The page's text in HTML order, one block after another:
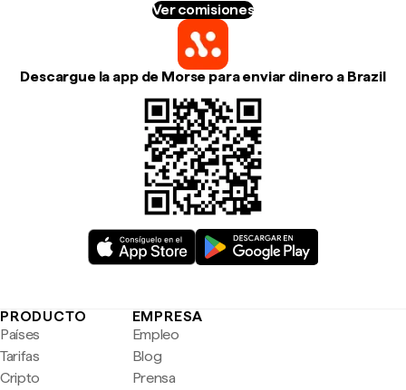
Ver comisiones
Descargue la app de Morse para enviar dinero a Brazil
PRODUCTO
Países
Tarifas
Cripto
EMPRESA
Empleo
Blog
Prensa